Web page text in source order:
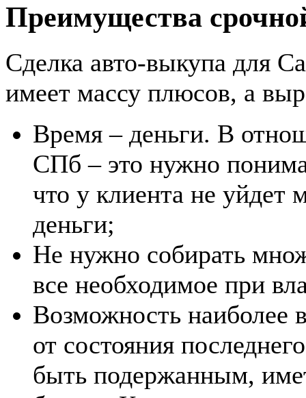
Преимущества
Сделка авто-выкупа для
имеет массу плюсов, а
Время – деньги. В
СПб – это нужно
что у клиента не уйдет
деньги;
Не нужно собирать
все необходимое при
Возможность наиболее
от состояния
быть подержанным,